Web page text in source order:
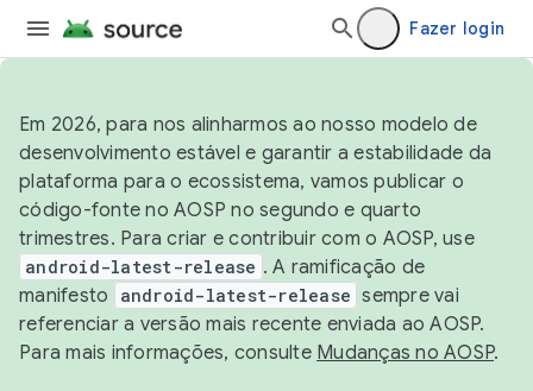
Fazer login
Em 2026, para nos alinharmos ao nosso modelo de
desenvolvimento estável e garantir a estabilidade da
plataforma para o ecossistema, vamos publicar o
código-fonte no AOSP no segundo e quarto
trimestres. Para criar e contribuir com o AOSP, use
android-latest-release . A ramificação de
manifesto
android-latest-release sempre vai
referenciar a versão mais recente enviada ao AOSP.
Para mais informações, consulte Mudanças no AOSP.